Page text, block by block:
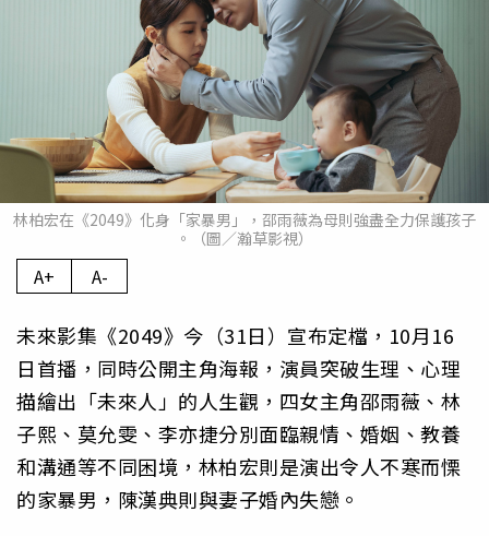
林柏宏在《2049》化身「家暴男」，邵雨薇為母則強盡全力保護孩子
。（圖／瀚草影視）
A+ A-
未來影集《2049》今（31日）宣布定檔，10月16
日首播， 同時公開主角海報，演員突破生理、心理
描繪出「未來人」 的人生觀，四女主角邵雨薇、林
子熙、莫允雯、 李亦捷分別面臨親情、婚姻、教養
和溝通等不同困境， 林柏宏則是演出令人不寒而慄
的家暴男，陳漢典則與妻子婚內失戀。